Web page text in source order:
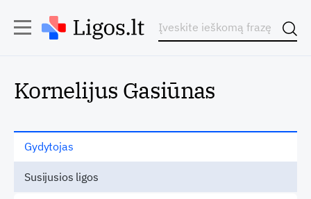
Kornelijus Gasiūnas
Gydytojas
Susijusios ligos